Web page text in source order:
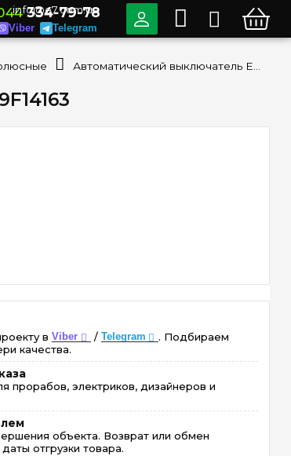
вViber / Telegram
. Подбираем
качества.
прорабов, электриков, дизайнеров и
объекта. Возврат или обмен
отгрузки товара.
info@e7.com.ua
334-79-78
Viber Telegram